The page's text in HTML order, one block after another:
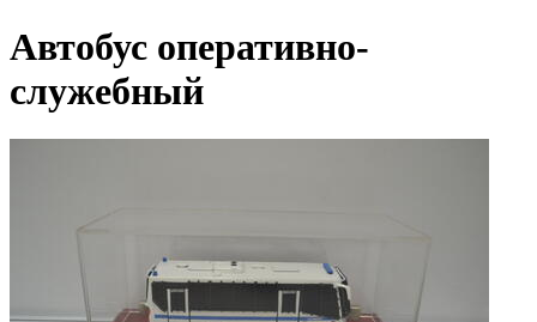
Автобус оперативно-
служебный